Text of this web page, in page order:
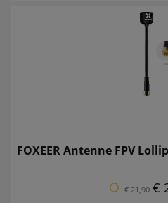
FOXEER Antenne FPV
€ 21,90 €